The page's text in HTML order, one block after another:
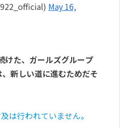
May 16,
けた、ガールズグループ
新しい道に進むためだそ
は行われていません。